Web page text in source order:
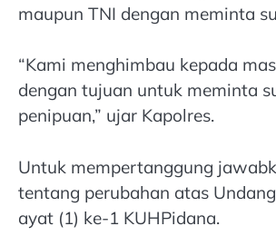
maupun TNI dengan meminta
“Kami menghimbau kepada
dengan tujuan untuk meminta
penipuan,” ujar Kapolres.
Untuk mempertanggung
tentang perubahan atas
ayat (1) ke-1 KUHPidana.